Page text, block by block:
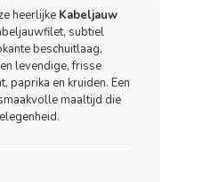
heerlijke Kabeljauw
subtiel
beschuitlaag,
levendige, frisse
paprika en kruiden. Een
maaltijd die